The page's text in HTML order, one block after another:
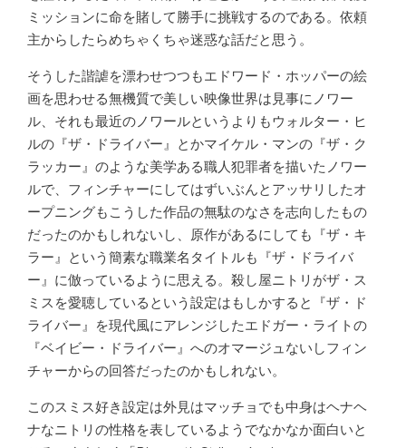
ミッションに命を賭して勝手に挑戦するのである。依頼
主からしたらめちゃくちゃ迷惑な話だと思う。
そうした諧謔を漂わせつつもエドワード・ホッパーの絵
画を思わせる無機質で美しい映像世界は見事にノワー
ル、それも最近のノワールというよりもウォルター・ヒ
ルの『ザ・ドライバー』とかマイケル・マンの『ザ・ク
ラッカー』のような美学ある職人犯罪者を描いたノワー
ルで、フィンチャーにしてはずいぶんとアッサリしたオ
ープニングもこうした作品の無駄のなさを志向したもの
だったのかもしれないし、原作があるにしても『ザ・キ
ラー』という簡素な職業名タイトルも『ザ・ドライバ
ー』に倣っているように思える。殺し屋ニトリがザ・ス
ミスを愛聴しているという設定はもしかすると『ザ・ド
ライバー』を現代風にアレンジしたエドガー・ライトの
『ベイビー・ドライバー』へのオマージュないしフィン
チャーからの回答だったのかもしれない。
このスミス好き設定は外見はマッチョでも中身はヘナヘ
ナなニトリの性格を表しているようでなかなか面白いと